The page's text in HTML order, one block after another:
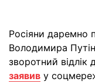
Росіяни даремно
Володимира
зворотний
заявив у